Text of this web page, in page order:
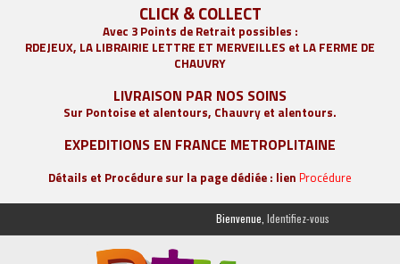
CLICK & COLLECT
Avec 3 Points de Retrait possibles :
RDEJEUX, LA LIBRAIRIE LETTRE ET MERVEILLES et LA FERME DE
CHAUVRY
LIVRAISON PAR NOS SOINS
Sur Pontoise et alentours, Chauvry et alentours.
EXPEDITIONS EN FRANCE METROPLITAINE
Détails et Procédure sur la page dédiée : lien Procédure
Bienvenue, Identifiez-vous